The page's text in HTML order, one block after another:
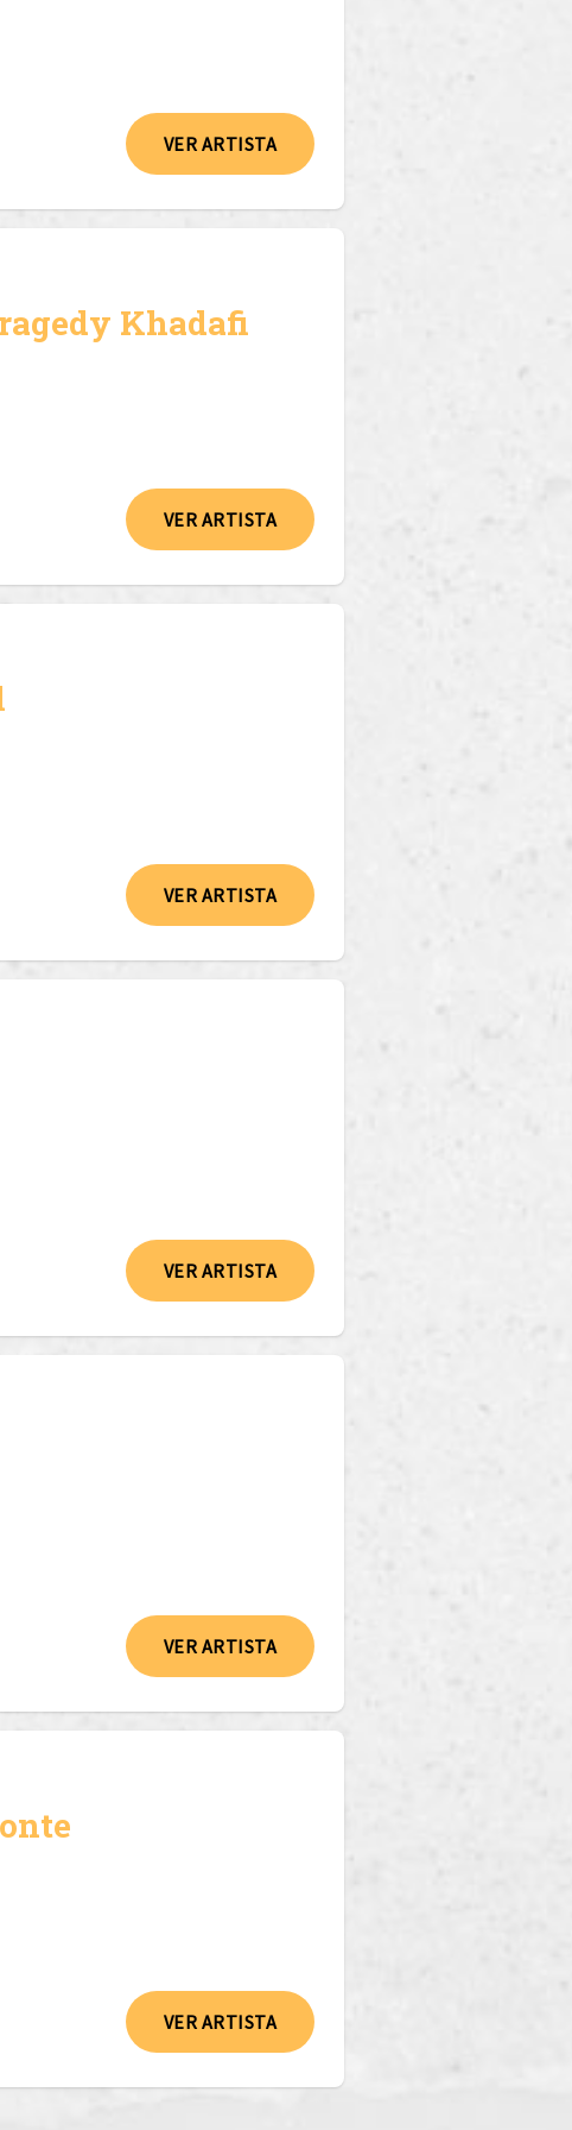
VER ARTISTA
Khadafi
VER ARTISTA
VER ARTISTA
VER ARTISTA
VER ARTISTA
VER ARTISTA